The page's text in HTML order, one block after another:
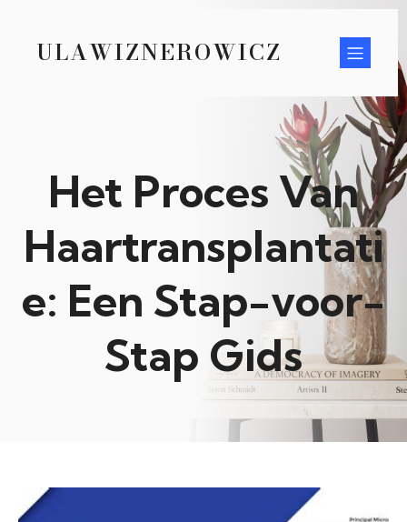
ULAWIZNEROWICZ
Het Proces Van
Haartransplantati
e: Een Stap-voor-
Stap Gids